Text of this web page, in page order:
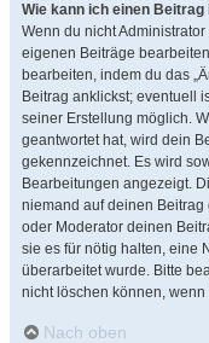
Wie kann ich einen
Wenn du nicht
eigenen Beiträge
bearbeiten, indem du das
Beitrag anklickst; eventuell
seiner Erstellung möglich.
geantwortet hat, wird dein
gekennzeichnet. Es wird
Bearbeitungen angezeigt.
niemand auf deinen
oder Moderator deinen
sie es für nötig halten, eine
überarbeitet wurde. Bitte
nicht löschen können,
Nach oben